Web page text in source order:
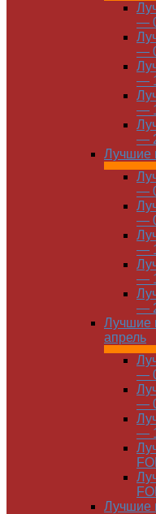
—
—
—
—
—
Лучшие
—
—
—
—
—
Лучшие
апрель
—
—
—
Лучшие